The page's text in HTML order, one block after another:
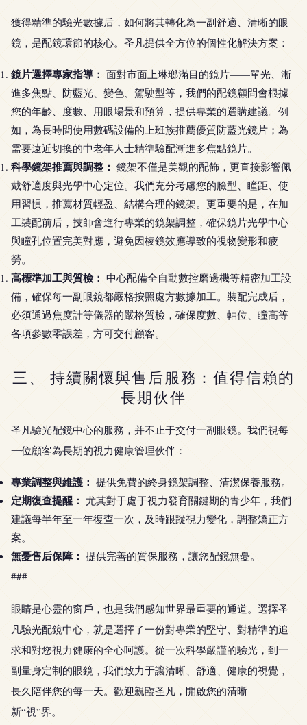
獲得精準的驗光數據后，如何將其轉化為一副舒適、清晰的眼
鏡，是配鏡環節的核心。圣凡提供全方位的個性化解決方案：
鏡片選擇專家指導： 面對市面上琳瑯滿目的鏡片——單光、漸
進多焦點、防藍光、變色、駕駛型等，我們的配鏡顧問會根據
您的年齡、度數、用眼場景和預算，提供專業的選購建議。例
如，為長時間使用數碼設備的上班族推薦優質防藍光鏡片；為
需要遠近切換的中老年人士精準驗配漸進多焦點鏡片。
科學鏡架推薦與調整： 鏡架不僅是美觀的配飾，更直接影響佩
戴舒適度與光學中心定位。我們充分考慮您的臉型、瞳距、使
用習慣，推薦材質輕盈、結構合理的鏡架。更重要的是，在加
工裝配前后，技師會進行專業的鏡架調整，確保鏡片光學中心
與瞳孔位置完美對應，避免因棱鏡效應導致的視物變形和疲
勞。
高標準加工與質檢： 中心配備全自動數控磨邊機等精密加工設
備，確保每一副眼鏡都嚴格按照處方數據加工。裝配完成后，
必須通過焦度計等儀器的嚴格質檢，確保度數、軸位、瞳高等
各項參數零誤差，方可交付顧客。
三、 持續關懷與售后服務：值得信賴的
長期伙伴
圣凡驗光配鏡中心的服務，并不止于交付一副眼鏡。我們視每
一位顧客為長期的視力健康管理伙伴：
專業調整與維護： 提供免費的終身鏡架調整、清潔保養服務。
定期復查提醒： 尤其對于處于視力發育關鍵期的青少年，我們
建議每半年至一年復查一次，及時跟蹤視力變化，調整矯正方
案。
無憂售后保障： 提供完善的質保服務，讓您配鏡無憂。
###
眼睛是心靈的窗戶，也是我們感知世界最重要的通道。選擇圣
凡驗光配鏡中心，就是選擇了一份對專業的堅守、對精準的追
求和對您視力健康的全心呵護。從一次科學嚴謹的驗光，到一
副量身定制的眼鏡，我們致力于讓清晰、舒適、健康的視覺，
長久陪伴您的每一天。歡迎親臨圣凡，開啟您的清晰
新“視”界。